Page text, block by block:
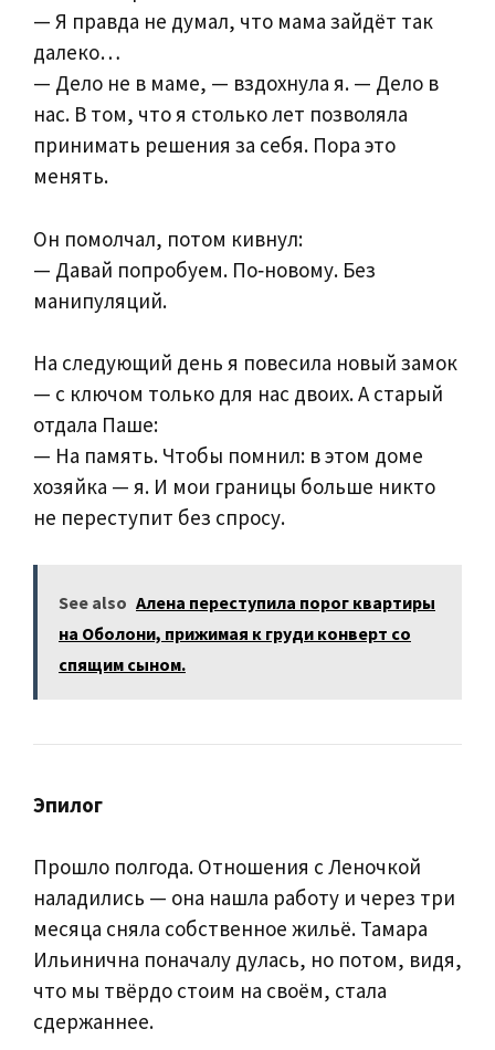
— Я правда не думал, что мама зайдёт так
далеко…
— Дело не в маме, — вздохнула я. — Дело в
нас. В том, что я столько лет позволяла
принимать решения за себя. Пора это
менять.
Он помолчал, потом кивнул:
— Давай попробуем. По‑новому. Без
манипуляций.
На следующий день я повесила новый замок
— с ключом только для нас двоих. А старый
отдала Паше:
— На память. Чтобы помнил: в этом доме
хозяйка — я. И мои границы больше никто
не переступит без спросу.
See also Алена переступила порог квартиры
на Оболони, прижимая к груди конверт со
спящим сыном.
Эпилог
Прошло полгода. Отношения с Леночкой
наладились — она нашла работу и через три
месяца сняла собственное жильё. Тамара
Ильинична поначалу дулась, но потом, видя,
что мы твёрдо стоим на своём, стала
сдержаннее.